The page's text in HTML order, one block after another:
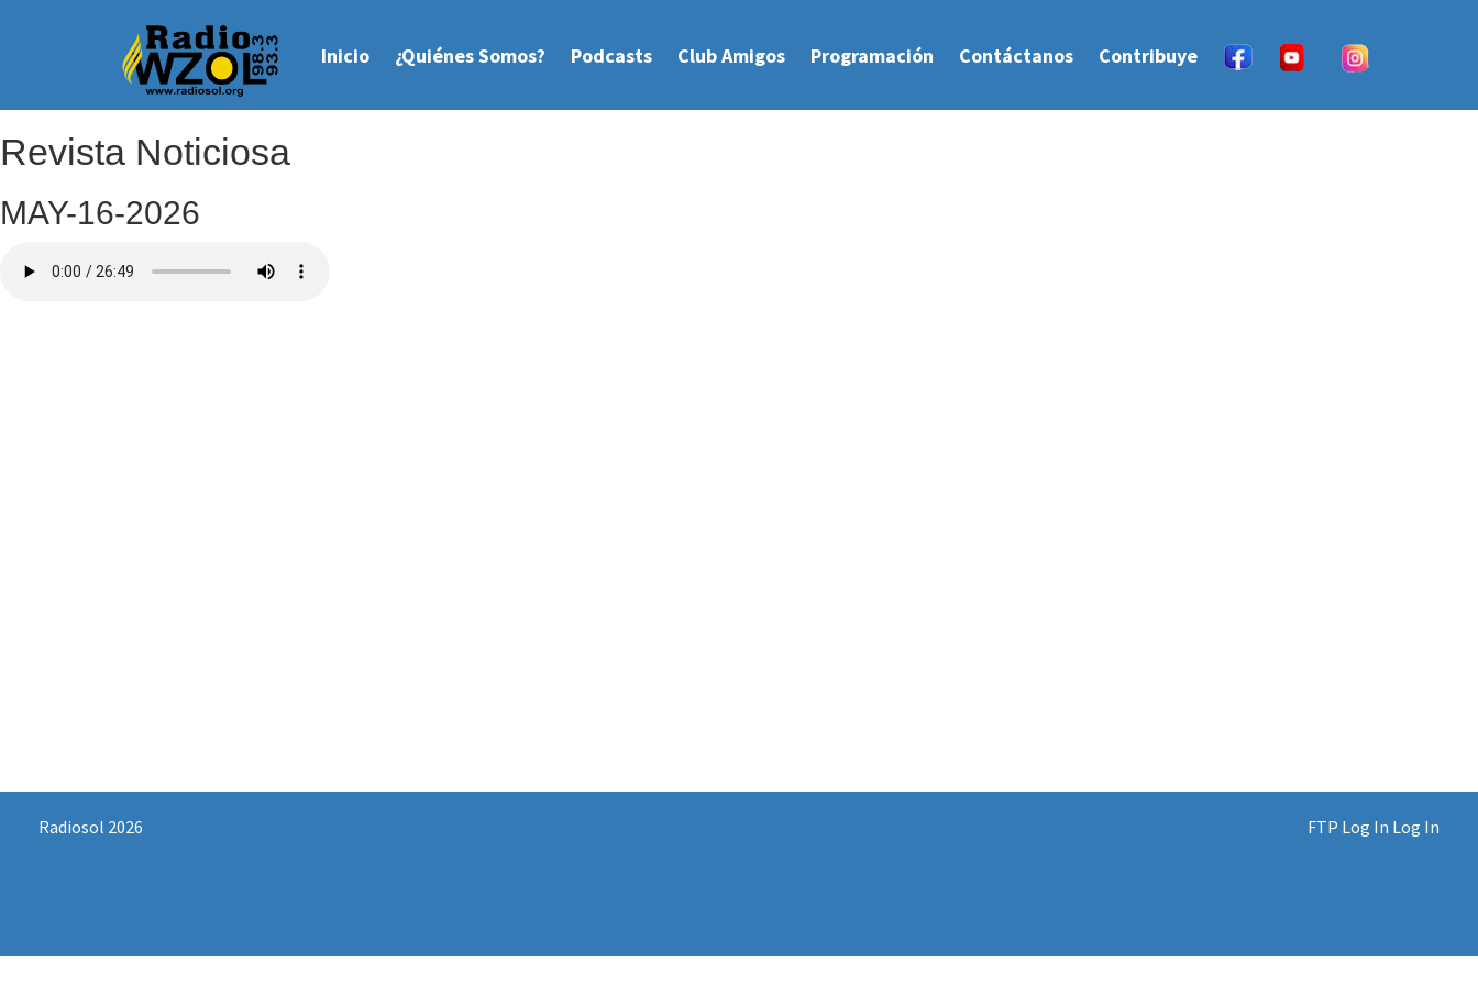
Inicio ¿Quiénes Somos? Podcasts Club Amigos Programación Contáctanos Contribuye
Revista Noticiosa
MAY-16-2026
Radiosol 2026 FTP Log In Log In